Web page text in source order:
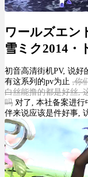
ワールズエン
雪ミク2014・
初音高清街机PV, 说
有这系列的pv为止 ,你
白丝能撸的都是好丝,
吗 对了, 本社备案进行
伴来说应该是件好事,